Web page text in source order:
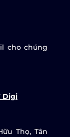
cho chúng
Digi
Thọ, Tân